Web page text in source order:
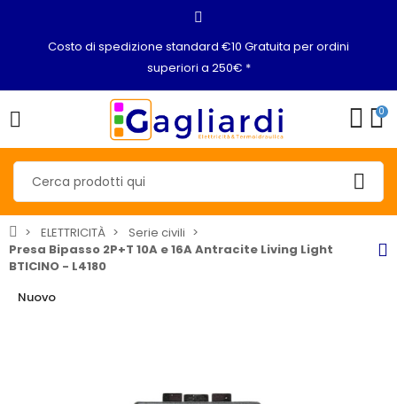
Costo di spedizione standard €10 Gratuita per ordini
superiori a 250€ *
0
ELETTRICITÀ
Serie civili
Presa Bipasso 2P+T 10A e 16A Antracite Living Light
BTICINO - L4180
Nuovo